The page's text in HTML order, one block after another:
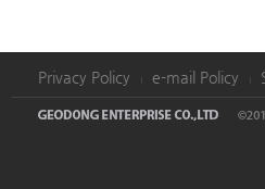
Privacy Policy e-mail Policy